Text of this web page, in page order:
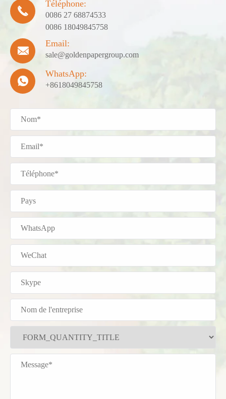

Téléphone:
0086 27 68874533
0086 18049845758

Email:
sale@goldenpapergroup.com

WhatsApp:
+8618049845758